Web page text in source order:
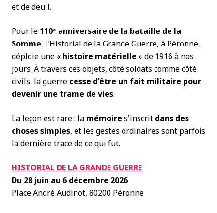
et de deuil.
Pour le 110ᵉ anniversaire de la bataille de la
Somme, l'Historial de la Grande Guerre, à Péronne,
déploie une « histoire matérielle » de 1916 à nos
jours. À travers ces objets, côté soldats comme côté
civils, la guerre cesse d'être un fait militaire pour
devenir une trame de vies.
La leçon est rare : la mémoire s'inscrit dans des
choses simples, et les gestes ordinaires sont parfois
la dernière trace de ce qui fut.
HISTORIAL DE LA GRANDE GUERRE
Du 28 juin au 6 décembre 2026
Place André Audinot, 80200 Péronne